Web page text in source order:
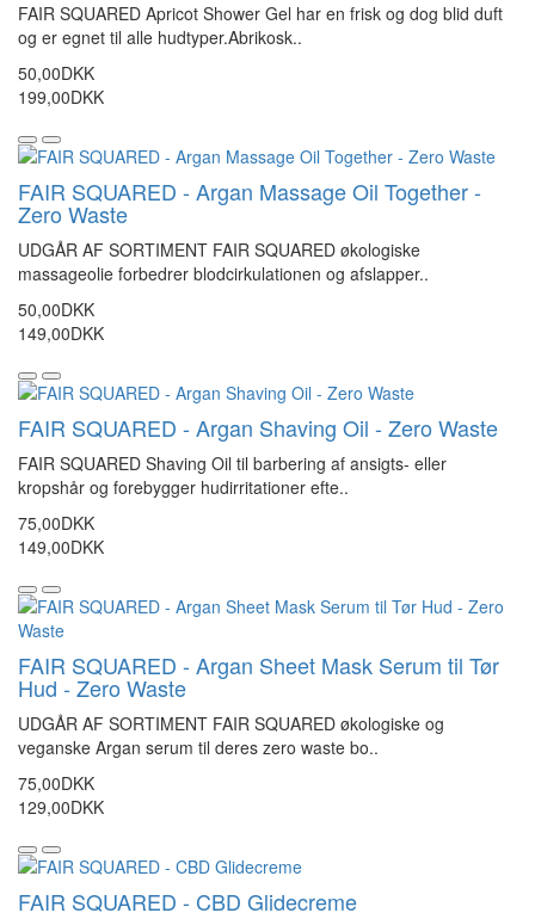
FAIR SQUARED Apricot Shower Gel har en frisk og dog blid duft
og er egnet til alle hudtyper.Abrikosk..
50,00DKK
199,00DKK
FAIR SQUARED - Argan Massage Oil Together -
Zero Waste
UDGÅR AF SORTIMENT FAIR SQUARED økologiske
massageolie forbedrer blodcirkulationen og afslapper..
50,00DKK
149,00DKK
FAIR SQUARED - Argan Shaving Oil - Zero Waste
FAIR SQUARED Shaving Oil til barbering af ansigts- eller
kropshår og forebygger hudirritationer efte..
75,00DKK
149,00DKK
FAIR SQUARED - Argan Sheet Mask Serum til Tør
Hud - Zero Waste
UDGÅR AF SORTIMENT FAIR SQUARED økologiske og
veganske Argan serum til deres zero waste bo..
75,00DKK
129,00DKK
FAIR SQUARED - CBD Glidecreme